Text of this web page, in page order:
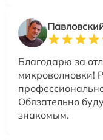
Благодарю за
микроволновки!
Обязательно
знакомым.